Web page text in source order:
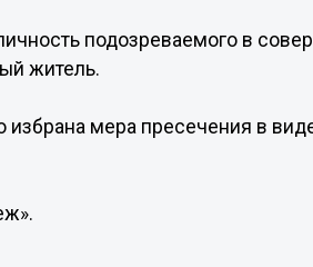
подозреваемого в
житель.
мера пресечения в